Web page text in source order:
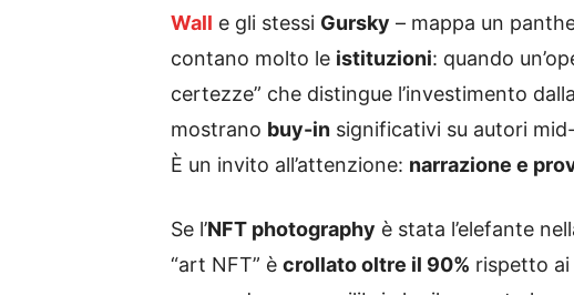
Wall e gli stessi Gursky – mappa un
contano molto le istituzioni: quando
certezze” che distingue l’investimento
mostrano buy-in significativi su autori
È un invito all’attenzione: narrazione e
Se l’NFT photography è stata l’elefante
“art NFT” è crollato oltre il 90% rispetto